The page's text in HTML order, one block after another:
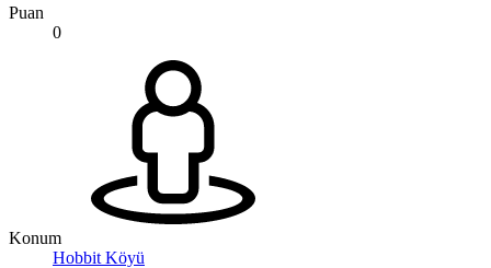
Puan
0
Konum
Hobbit Köyü